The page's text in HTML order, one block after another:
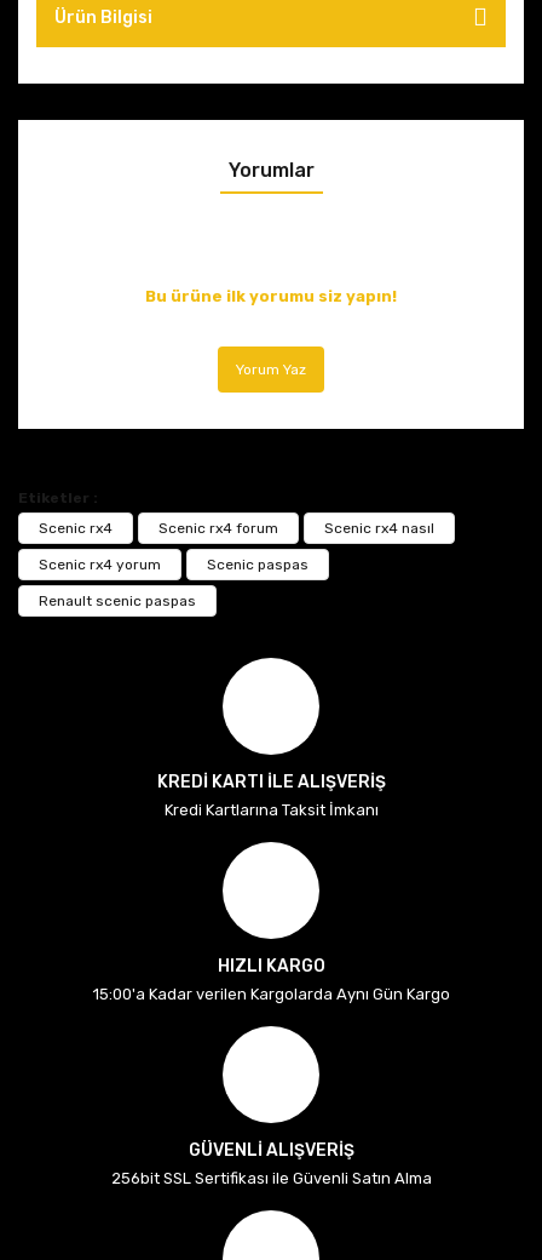
Ürün Bilgisi
Yorumlar
Bu ürüne ilk yorumu siz yapın!
Yorum Yaz
Etiketler :
Scenic rx4
Scenic rx4 forum Scenic rx4 nasıl
Scenic rx4 yorum Scenic paspas
Renault scenic paspas
KREDİ KARTI İLE ALIŞVERİŞ
Kredi Kartlarına Taksit İmkanı
HIZLI KARGO
15:00'a Kadar verilen Kargolarda Aynı Gün Kargo
GÜVENLİ ALIŞVERİŞ
256bit SSL Sertifikası ile Güvenli Satın Alma